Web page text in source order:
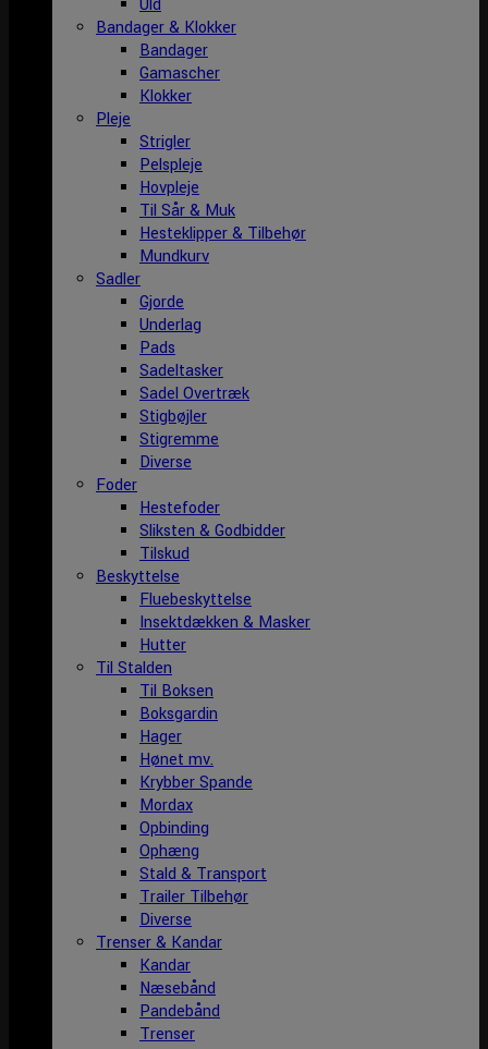
Uld
Bandager & Klokker
Bandager
Gamascher
Klokker
Pleje
Strigler
Pelspleje
Hovpleje
Til Sår & Muk
Hesteklipper & Tilbehør
Mundkurv
Sadler
Gjorde
Underlag
Pads
Sadeltasker
Sadel Overtræk
Stigbøjler
Stigremme
Diverse
Foder
Hestefoder
Sliksten & Godbidder
Tilskud
Beskyttelse
Fluebeskyttelse
Insektdækken & Masker
Hutter
Til Stalden
Til Boksen
Boksgardin
Hager
Hønet mv.
Krybber Spande
Mordax
Opbinding
Ophæng
Stald & Transport
Trailer Tilbehør
Diverse
Trenser & Kandar
Kandar
Næsebånd
Pandebånd
Trenser